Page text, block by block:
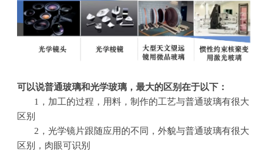
可以说普通玻璃和光学玻璃，最大的区别在于以下：
1，加工的过程，用料，制作的工艺与普通玻璃有很大
区别
2，光学镜片跟随应用的不同，外貌与普通玻璃有很大
区别，肉眼可识别